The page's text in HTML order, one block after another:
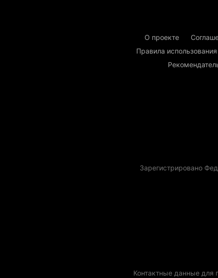
О проекте
Правила
Зарегистрировано
Контактные данные для